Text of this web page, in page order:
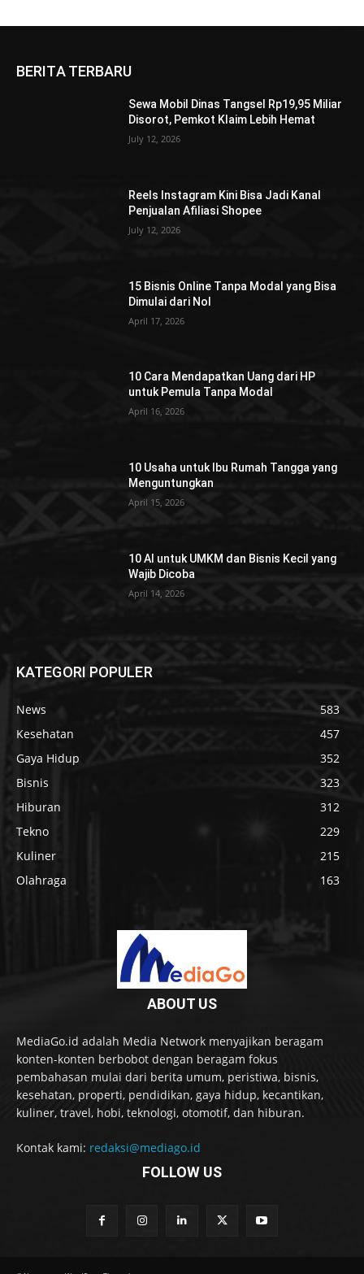
BERITA TERBARU
Sewa Mobil Dinas Tangsel Rp19,95 Miliar
Disorot, Pemkot Klaim Lebih Hemat
July 12, 2026
Reels Instagram Kini Bisa Jadi Kanal
Penjualan Afiliasi Shopee
July 12, 2026
15 Bisnis Online Tanpa Modal yang Bisa
Dimulai dari Nol
April 17, 2026
10 Cara Mendapatkan Uang dari HP
untuk Pemula Tanpa Modal
April 16, 2026
10 Usaha untuk Ibu Rumah Tangga yang
Menguntungkan
April 15, 2026
10 AI untuk UMKM dan Bisnis Kecil yang
Wajib Dicoba
April 14, 2026
KATEGORI POPULER
News
583
Kesehatan
457
Gaya Hidup
352
Bisnis
323
Hiburan
312
Tekno
229
Kuliner
215
Olahraga
163
ABOUT US
MediaGo.id adalah Media Network menyajikan beragam
konten-konten berbobot dengan beragam fokus
pembahasan mulai dari berita umum, peristiwa, bisnis,
kesehatan, properti, pendidikan, gaya hidup, kecantikan,
kuliner, travel, hobi, teknologi, otomotif, dan hiburan.
Kontak kami: redaksi@mediago.id
FOLLOW US